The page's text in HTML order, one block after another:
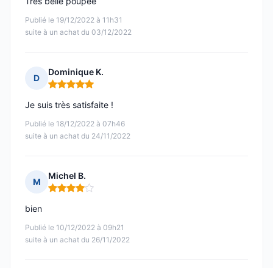
Publié le 19/12/2022 à 11h31
suite à un achat du 03/12/2022
D
Dominique K.
Note : 5 sur 5
Publié le 18/12/2022 à 07h46
suite à un achat du 24/11/2022
Je suis très satisfaite !
M
Michel B.
Note : 4 sur 5
Publié le 10/12/2022 à 09h21
suite à un achat du 26/11/2022
bien